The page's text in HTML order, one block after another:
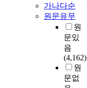
가나다순
원문유무
원
문있
음
(4,162)
원
문없